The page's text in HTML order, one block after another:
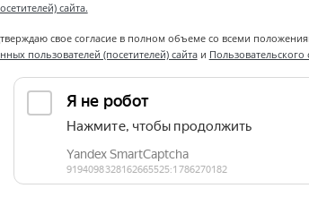
сайта.
свое согласие в полном объеме со всеми
пользователей (посетителей) сайтаи